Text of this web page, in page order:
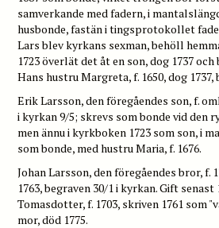
samverkande med fadern, i
husbonde, fastän i tingsprotokollet
Lars blev kyrkans sexman, behöll
1723 överlät det åt en son, dog 1737
Hans hustru Margreta, f. 1650, dog
Erik Larsson, den föregåendes son, f.
i kyrkan 9/5; skrevs som bonde vid den
men ännu i kyrkboken 1723 som son, i
som bonde, med hustru Maria, f. 1676.
Johan Larsson, den föregåendes bror, f.
1763, begraven 30/1 i kyrkan. Gift senast
Tomasdotter, f. 1703, skriven 1761 som
mor, död 1775.